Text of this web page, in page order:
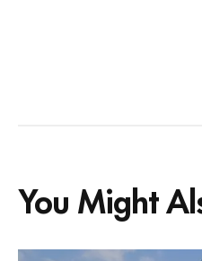
You Might